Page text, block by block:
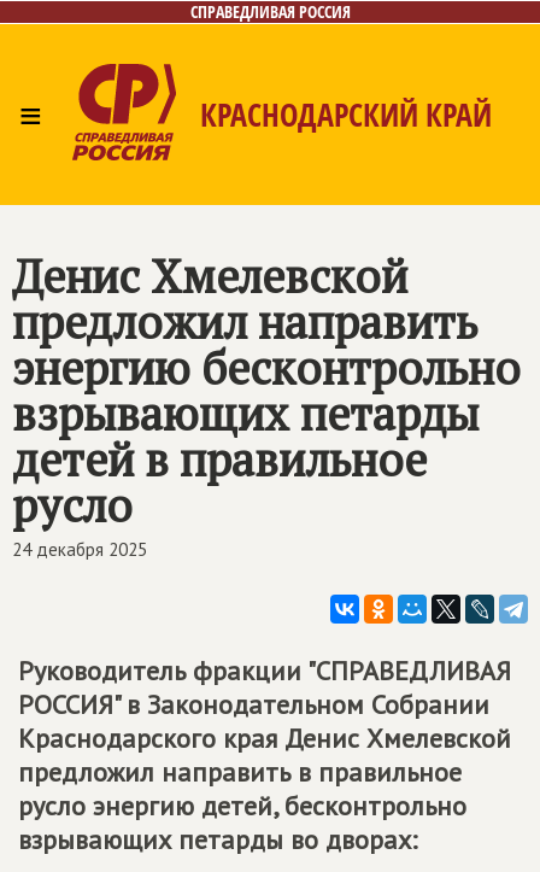
СПРАВЕДЛИВАЯ РОССИЯ
≡ КРАСНОДАРСКИЙ КРАЙ
Денис Хмелевской
предложил направить
энергию бесконтрольно
взрывающих петарды
детей в правильное
русло
24 декабря 2025
Руководитель фракции "СПРАВЕДЛИВАЯ
РОССИЯ" в Законодательном Собрании
Краснодарского края Денис Хмелевской
предложил направить в правильное
русло энергию детей, бесконтрольно
взрывающих петарды во дворах: